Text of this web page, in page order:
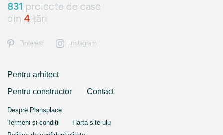
831 proiecte de case
din 4 țări
Pinterest Instagram
Pentru arhitect
Pentru constructor
Contact
Despre Plansplace
Termeni și condiții
Harta site-ului